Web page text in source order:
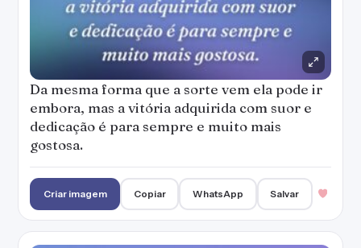
Da mesma forma que a sorte vem ela pode ir
embora, mas a vitória adquirida com suor e
dedicação é para sempre e muito mais
gostosa.
Criar imagem Copiar WhatsApp Salvar